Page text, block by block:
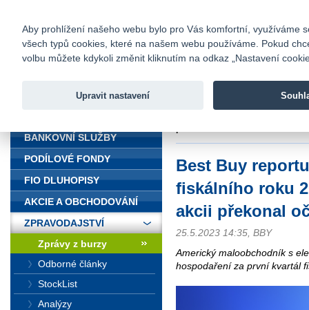
Fio banka
Fio banka
Best Buy
fiskálního roku
akcii překonal
25.5.2023 14:35, BBY
Americký maloobchodník s
hospodaření za první kvartál
BANKOVNÍ SLUŽBY
PODÍLOVÉ FONDY
FIO DLUHOPISY
AKCIE A OBCHODOVÁNÍ
ZPRAVODAJSTVÍ
Zprávy z burzy
Odborné články
StockList
Analýzy
Aby prohlížení našeho webu bylo pro Vás komfortní, využíváme
všech typů cookies, které na našem webu používáme. Pokud
volbu můžete kdykoli změnit kliknutím na odkaz „Nastavení
Upravit nastavení